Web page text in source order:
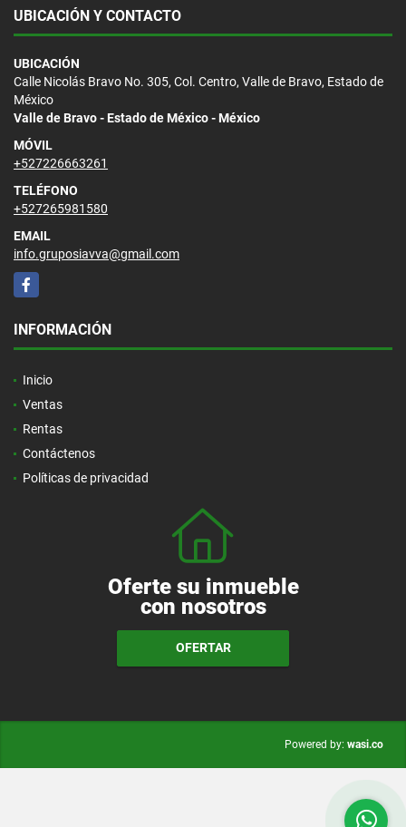
UBICACIÓN Y CONTACTO
UBICACIÓN
Calle Nicolás Bravo No. 305, Col. Centro, Valle de Bravo, Estado de
México
Valle de Bravo - Estado de México - México
MÓVIL
+527226663261
TELÉFONO
+527265981580
EMAIL
info.gruposiavva@gmail.com
Facebook
INFORMACIÓN
Inicio
Ventas
Rentas
Contáctenos
Políticas de privacidad
Oferte su inmueble
con nosotros
OFERTAR
Powered by: wasi.co